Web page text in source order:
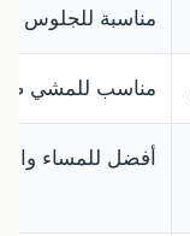
مناسبة للجلوس
مناسب للمشي
أفضل للمساء